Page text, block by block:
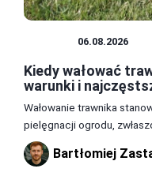
06.08.2026
Kiedy wałować
warunki i
Wałowanie trawnika
pielęgnacji ogrodu,
Bartłomiej